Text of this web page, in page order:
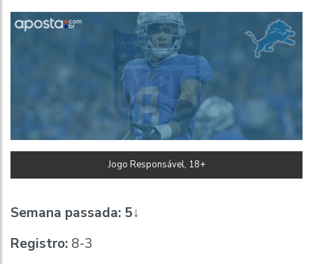
Jogo Responsável, 18+
Semana passada: 5↓
Registro: 8-3